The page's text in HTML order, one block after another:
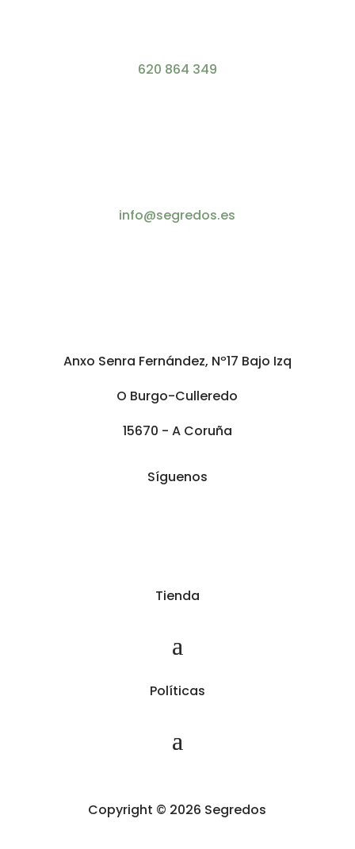
620 864 349
info@segredos.es
Anxo Senra Fernández, Nº17 Bajo Izq
O Burgo-Culleredo
15670 - A Coruña
Síguenos
Tienda
Políticas
Copyright © 2026 Segredos